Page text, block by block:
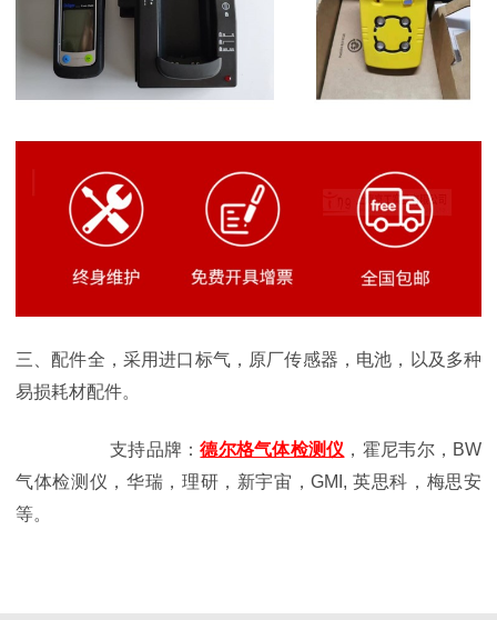
三、配件全，采用进口标气，原厂传感器，电池，以及多种
易损耗材配件。
支持品牌：德尔格气体检测仪 ，霍尼韦尔，BW
气体检测仪，华瑞，理研，新宇宙，GMI, 英思科，梅思安
等。